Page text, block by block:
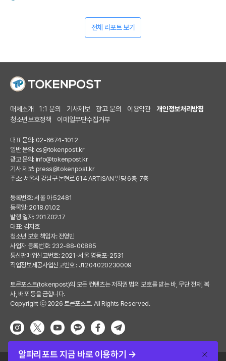
알파리포트 지금 바로 이용하기 →
전체 리포트 보기
매체소개 1:1 문의 기사제보 광고 문의 이용약관
개인정보처리방침
청소년보호정책
이메일무단수집거부
대표 문의: 02-6674-1012
일반 문의: cs@tokenpost.kr
광고 문의: info@tokenpost.kr
기사 제보: press@tokenpost.kr
주소: 서울시 강남구 논현로 614 ARTISAN 빌딩 6층, 7층
등록번호: 서울 아 52481
등록일: 2018.01.02
발행 일자: 2017.02.17
대표: 김지호
청소년 보호 책임자: 전영빈
사업자 등록번호: 232-88-00885
통신판매업신고번호: 2021-서울 영등포-2531
직업정보제공사업신고번호 : J1204020230009
토큰포스트(tokenpost)의 모든 컨텐츠는 저작권 법의 보호를 받는 바, 무단 전재, 복
사, 배포 등을 금합니다.
Copyright ⓒ 2026 토큰포스트. All Rights Reserved.